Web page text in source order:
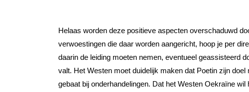
Helaas worden deze positieve aspecten overschaduwd
verwoestingen die daar worden aangericht, hoop je per
daarin de leiding moeten nemen, eventueel geassisteerd
valt. Het Westen moet duidelijk maken dat Poetin zijn
gebaat bij onderhandelingen. Dat het Westen Oekraïne